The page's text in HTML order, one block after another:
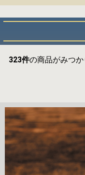
323件の商品がみつか